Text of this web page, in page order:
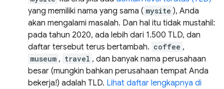
yang memiliki nama yang sama ( mysite ), Anda
akan mengalami masalah. Dan hal itu tidak mustahil:
pada tahun 2020, ada lebih dari 1.500 TLD, dan
daftar tersebut terus bertambah. coffee ,
museum , travel , dan banyak nama perusahaan
besar (mungkin bahkan perusahaan tempat Anda
bekerja!) adalah TLD. Lihat daftar lengkapnya di